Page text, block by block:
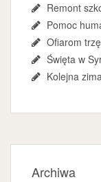
Remont
Pomoc
Ofiarom
Święta w
Kolejna
Archiwa